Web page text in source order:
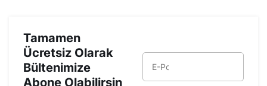
Tamamen
Ücretsiz Olarak
Bültenimize
Abone Olabilirsin